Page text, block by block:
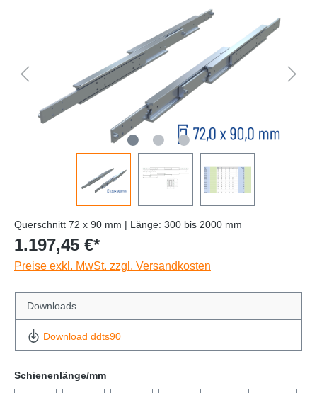
Querschnitt 72 x 90 mm | Länge: 300 bis 2000 mm
1.197,45 €*
Preise exkl. MwSt. zzgl. Versandkosten
Downloads
Download ddts90
Schienenlänge/mm